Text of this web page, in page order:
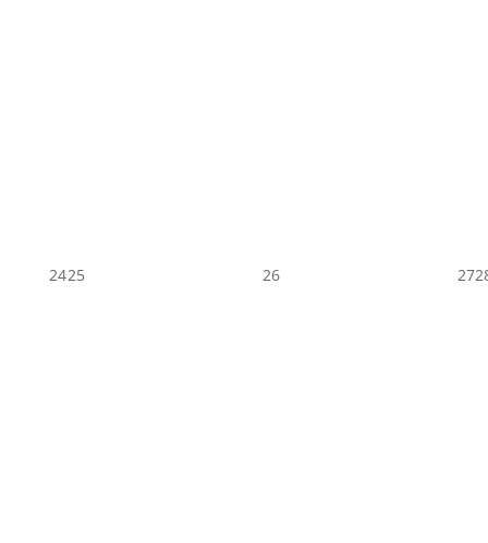
2425 26 27